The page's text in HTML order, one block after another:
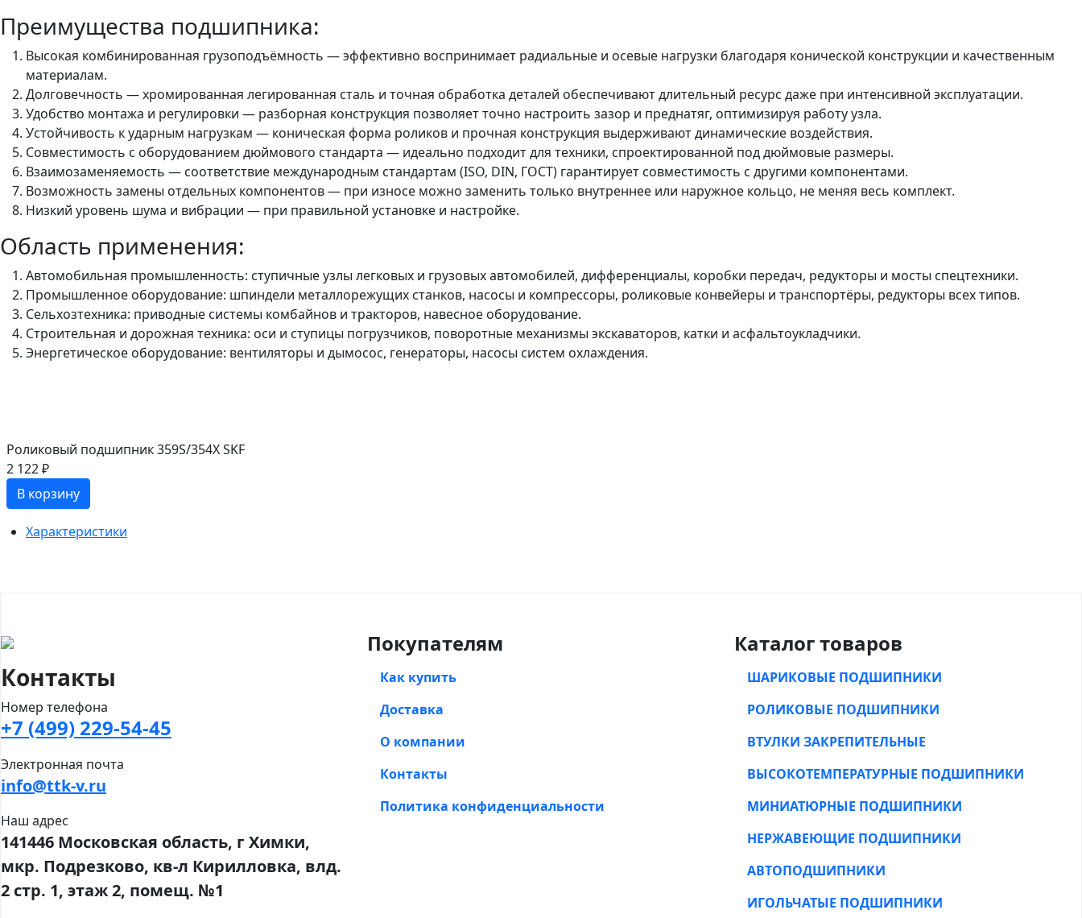
Преимущества подшипника:
Высокая комбинированная грузоподъёмность — эффективно воспринимает радиальные и осевые нагрузки благодаря конической конструкции и качественным
материалам.
Долговечность — хромированная легированная сталь и точная обработка деталей обеспечивают длительный ресурс даже при интенсивной эксплуатации.
Удобство монтажа и регулировки — разборная конструкция позволяет точно настроить зазор и преднатяг, оптимизируя работу узла.
Устойчивость к ударным нагрузкам — коническая форма роликов и прочная конструкция выдерживают динамические воздействия.
Совместимость с оборудованием дюймового стандарта — идеально подходит для техники, спроектированной под дюймовые размеры.
Взаимозаменяемость — соответствие международным стандартам (ISO, DIN, ГОСТ) гарантирует совместимость с другими компонентами.
Возможность замены отдельных компонентов — при износе можно заменить только внутреннее или наружное кольцо, не меняя весь комплект.
Низкий уровень шума и вибрации — при правильной установке и настройке.
Область применения:
Автомобильная промышленность: ступичные узлы легковых и грузовых автомобилей, дифференциалы, коробки передач, редукторы и мосты спецтехники.
Промышленное оборудование: шпиндели металлорежущих станков, насосы и компрессоры, роликовые конвейеры и транспортёры, редукторы всех типов.
Сельхозтехника: приводные системы комбайнов и тракторов, навесное оборудование.
Строительная и дорожная техника: оси и ступицы погрузчиков, поворотные механизмы экскаваторов, катки и асфальтоукладчики.
Энергетическое оборудование: вентиляторы и дымосос, генераторы, насосы систем охлаждения.
Роликовый подшипник 359S/354X SKF
2 122 ₽
В корзину
Характеристики
Покупателям
Как купить
Доставка
О компании
Контакты
Политика конфиденциальности
Каталог товаров
ШАРИКОВЫЕ ПОДШИПНИКИ
РОЛИКОВЫЕ ПОДШИПНИКИ
ВТУЛКИ ЗАКРЕПИТЕЛЬНЫЕ
ВЫСОКОТЕМПЕРАТУРНЫЕ ПОДШИПНИКИ
МИНИАТЮРНЫЕ ПОДШИПНИКИ
НЕРЖАВЕЮЩИЕ ПОДШИПНИКИ
АВТОПОДШИПНИКИ
ИГОЛЬЧАТЫЕ ПОДШИПНИКИ
Контакты
Номер телефона
+7 (499) 229-54-45
Электронная почта
info@ttk-v.ru
Наш адрес
141446 Московская область, г Химки,
мкр. Подрезково, кв-л Кирилловка, влд.
2 стр. 1, этаж 2, помещ. №1